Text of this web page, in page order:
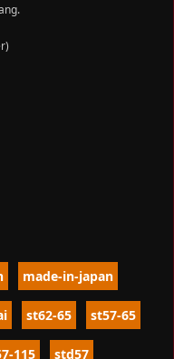
made-in-japan
st62-65 st57-65
115 std57